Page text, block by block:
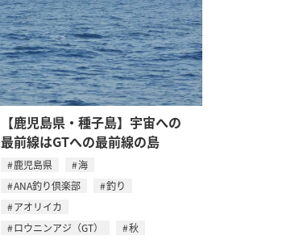
【鹿児島県・種子島】宇宙への
最前線はGTへの最前線の島
鹿児島県
海
ANA釣り倶楽部
釣り
アオリイカ
ロウニンアジ（GT）
秋